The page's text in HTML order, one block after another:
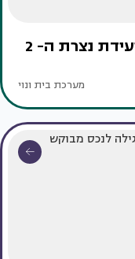
רדה אמלו REDA AMALOU - ועידת נצרת ה- 2
מערכת בית ונוי